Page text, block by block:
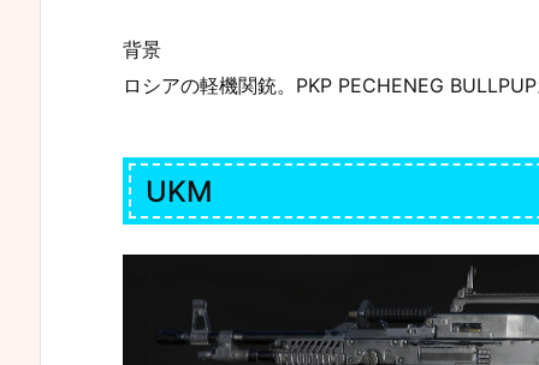
背景
ロシアの軽機関銃。PKP PECHENEG
UKM